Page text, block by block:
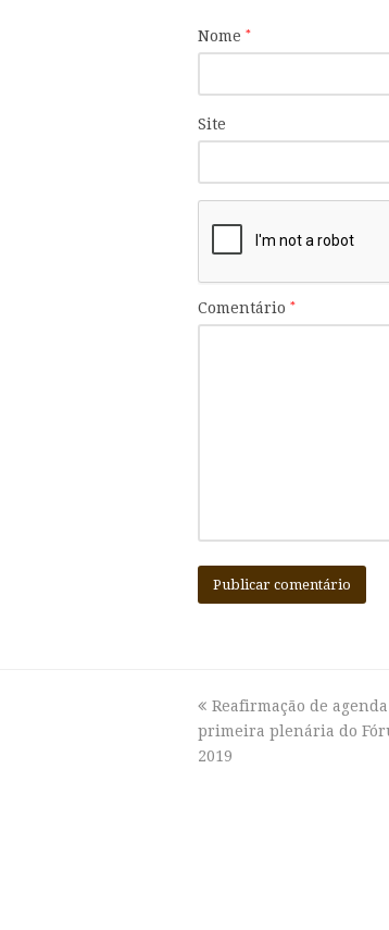
Nome *
Site
Comentário *
previous
post:
Reafirmação de
primeira plenária do
2019